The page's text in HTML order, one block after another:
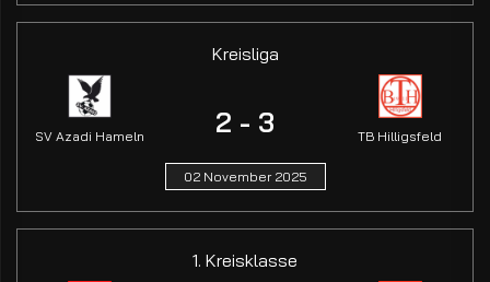
Kreisliga
SV Azadi Hameln 2 - 3 TB Hilligsfeld
02 November 2025
1. Kreisklasse